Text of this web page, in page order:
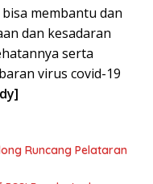
membantu dan
dan kesadaran
serta
virus covid-19
Runcang Pelataran